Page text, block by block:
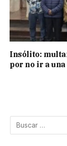
Insólito:
por no ir a